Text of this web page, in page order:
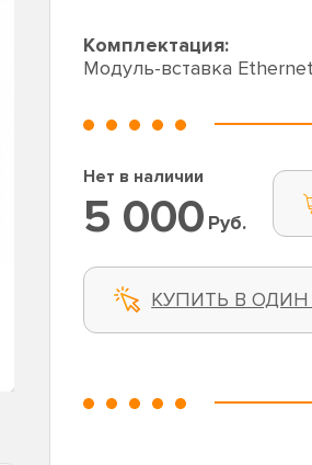
Комплектация:
Модуль-вставка
Нет в наличии
5 000 Руб.
КУПИТЬ В